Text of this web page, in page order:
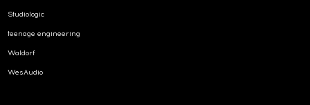
Studiologic
teenage engineering
Waldorf
WesAudio